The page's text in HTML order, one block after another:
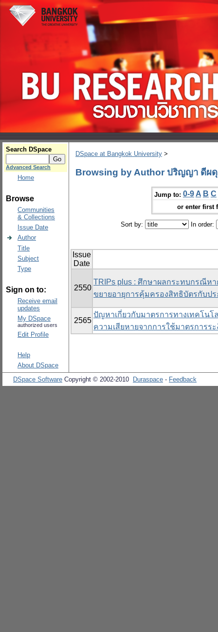
Search DSpace
Advanced Search
Home
Browse
Communities
& Collections
Issue Date
Author
Title
Subject
Type
Sign on to:
Receive email
updates
My DSpace
authorized users
Edit Profile
Help
About DSpace
DSpace at Bangkok University >
Browsing by Author ปริญญา ดีผดุ
Jump to: 0-9 A B C
or enter first
Sort by: In order:
Issue
Date
2550
TRIPs plus : ศึกษาผลกระทบกรณีหา
ขยายอายุการคุ้มครองสิทธิบัตรกับปร
2565
ปัญหาเกี่ยวกับมาตรการทางเทคโน
ความเสียหายจากการใช้มาตรการร
DSpace Software Copyright © 2002-2010 Duraspace - Feedback